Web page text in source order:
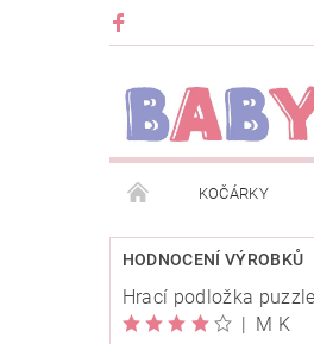
KOČÁRKY
METRÁŽ ZNAČKY
OBCHODNÍ PODMÍNKY
HODNOCENÍ VÝROBKŮ
| M K